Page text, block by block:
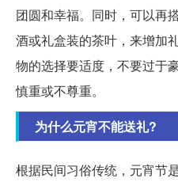
团圆和幸福。同时，可以再
酒或礼盒装的茶叶，来增加
物的选择要适度，不要过于
慎重或不尊重。
为什么元宵不能送礼?
根据民间习俗传统，元宵节